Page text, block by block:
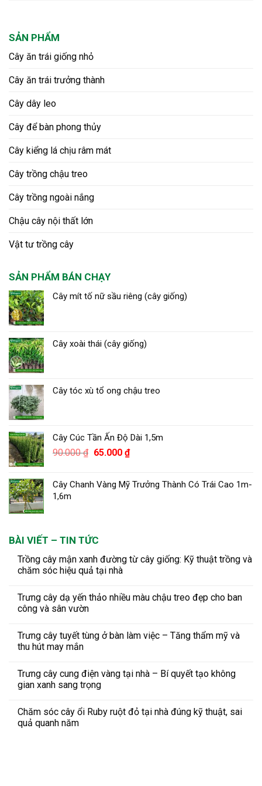
SẢN PHẨM
Cây ăn trái giống nhỏ
Cây ăn trái trưởng thành
Cây dây leo
Cây để bàn phong thủy
Cây kiểng lá chịu râm mát
Cây trồng chậu treo
Cây trồng ngoài nắng
Chậu cây nội thất lớn
Vật tư trồng cây
SẢN PHẨM BÁN CHẠY
Cây mít tố nữ sầu riêng (cây giống)
Cây xoài thái (cây giống)
Cây tóc xù tổ ong chậu treo
Cây Cúc Tần Ấn Độ Dài 1,5m
90.000₫ Giá
90.000 ₫.
65.000 ₫Giá
là:
Cây Chanh Vàng Mỹ Trưởng Thành Có Trái Cao 1m-
1,6m
BÀI VIẾT – TIN TỨC
Trồng cây mận xanh đường từ cây giống: Kỹ thuật trồng và
chăm sóc hiệu quả tại nhà
Trưng cây dạ yến thảo nhiều màu chậu treo đẹp cho ban
công và sân vườn
Trưng cây tuyết tùng ở bàn làm việc – Tăng thẩm mỹ và
thu hút may mắn
Trưng cây cung điện vàng tại nhà – Bí quyết tạo không
gian xanh sang trọng
Chăm sóc cây ổi Ruby ruột đỏ tại nhà đúng kỹ thuật, sai
quả quanh năm